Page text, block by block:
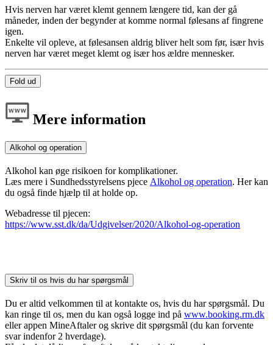
Hvis nerven har været klemt gennem længere tid, kan der gå
måneder, inden der begynder at komme normal følesans af fingrene
igen.
Enkelte vil opleve, at følesansen aldrig bliver helt som før, især hvis
nerven har været meget klemt og især hos ældre mennesker.
Fold ud
Mere information
Alkohol og operation
Alkohol kan øge risikoen for komplikationer.
Læs mere i Sundhedsstyrelsens pjece Alkohol og operation. Her kan
du også finde hjælp til at holde op.
Webadresse til pjecen:
https://www.sst.dk/da/Udgivelser/2020/Alkohol-og-operation
Skriv til os hvis du har spørgsmål
Du er altid velkommen til at kontakte os, hvis du har spørgsmål. Du
kan ringe til os, men du kan også logge ind på www.booking.rm.dk
eller appen MineAftaler og skrive dit spørgsmål (du kan forvente
svar indenfor 2 hverdage).